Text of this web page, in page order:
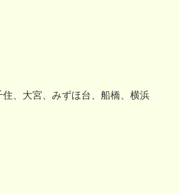
、大宮、みずほ台、船橋、横浜